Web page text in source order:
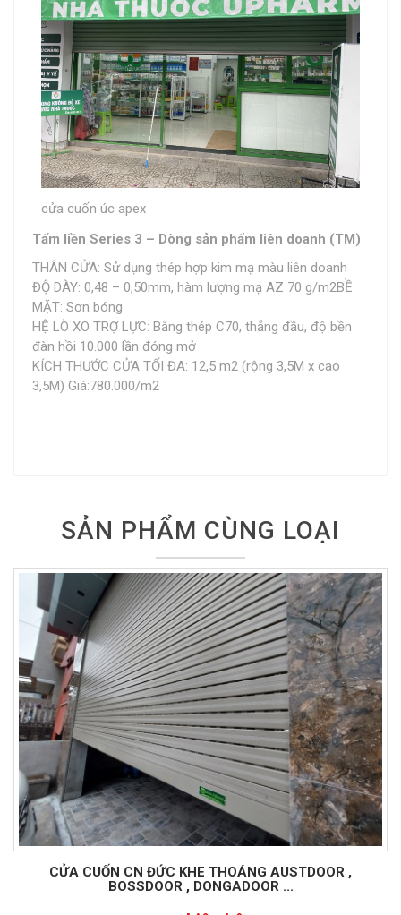
cửa cuốn úc apex
Tấm liền Series 3 – Dòng sản phẩm liên doanh (TM)
THÂN CỬA: Sử dụng thép hợp kim mạ màu liên doanh
ĐỘ DÀY: 0,48 – 0,50mm, hàm lượng mạ AZ 70 g/m2BỀ
MẶT: Sơn bóng
HỆ LÒ XO TRỢ LỰC: Bằng thép C70, thẳng đầu, độ bền
đàn hồi 10.000 lần đóng mở
KÍCH THƯỚC CỬA TỐI ĐA: 12,5 m2 (rộng 3,5M x cao
3,5M) Giá:780.000/m2
SẢN PHẨM CÙNG LOẠI
CỬA CUỐN CN ĐỨC KHE THOÁNG AUSTDOOR ,
BOSSDOOR , DONGADOOR ...